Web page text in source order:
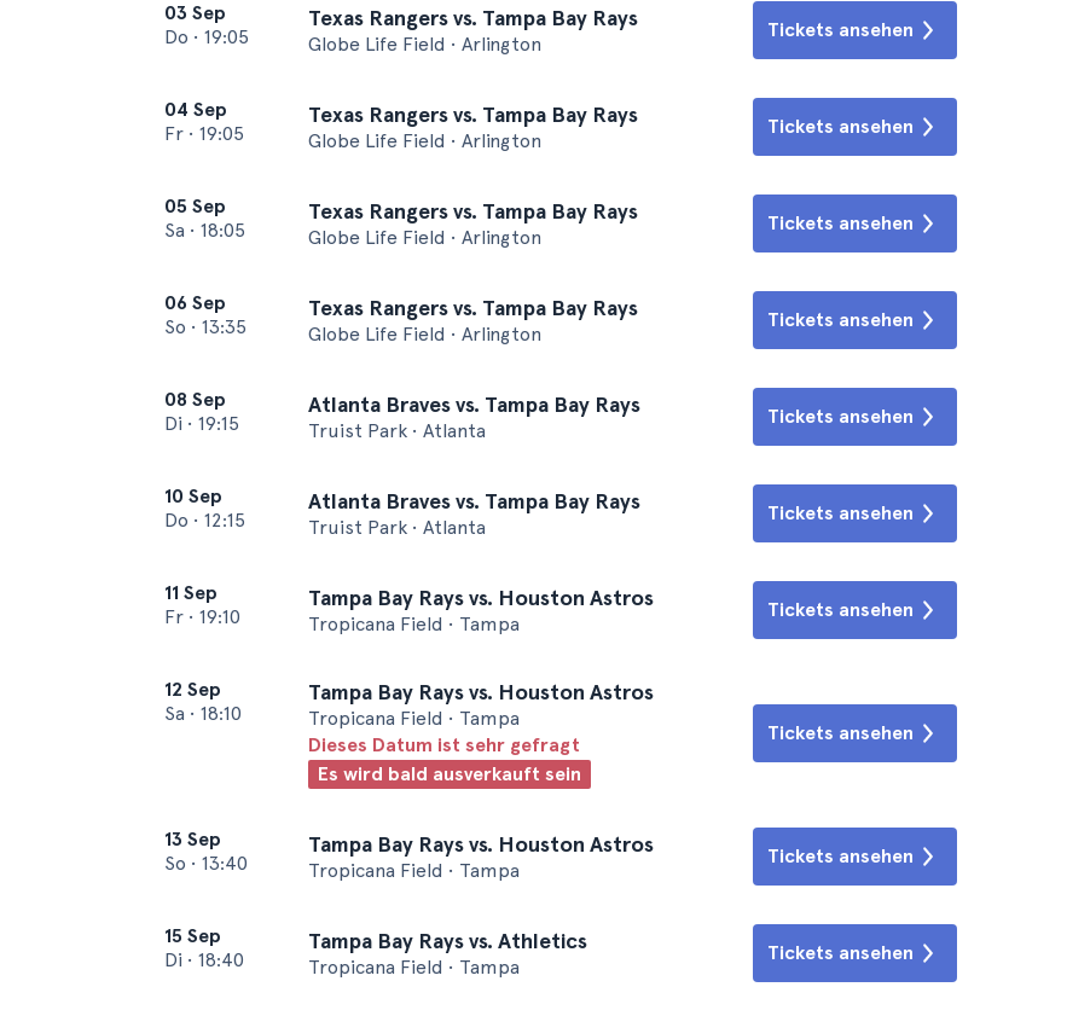
03 Sep
Do • 19:05
Texas Rangers vs. Tampa Bay Rays
Globe Life Field • Arlington
Tickets ansehen
04 Sep
Fr • 19:05
Texas Rangers vs. Tampa Bay Rays
Globe Life Field • Arlington
Tickets ansehen
05 Sep
Sa • 18:05
Texas Rangers vs. Tampa Bay Rays
Globe Life Field • Arlington
Tickets ansehen
06 Sep
So • 13:35
Texas Rangers vs. Tampa Bay Rays
Globe Life Field • Arlington
Tickets ansehen
08 Sep
Di • 19:15
Atlanta Braves vs. Tampa Bay Rays
Truist Park • Atlanta
Tickets ansehen
10 Sep
Do • 12:15
Atlanta Braves vs. Tampa Bay Rays
Truist Park • Atlanta
Tickets ansehen
11 Sep
Fr • 19:10
Tampa Bay Rays vs. Houston Astros
Tropicana Field • Tampa
Tickets ansehen
12 Sep
Sa • 18:10
Tampa Bay Rays vs. Houston Astros
Tropicana Field • Tampa
Dieses Datum ist sehr gefragt
Es wird bald ausverkauft sein
Tickets ansehen
13 Sep
So • 13:40
Tampa Bay Rays vs. Houston Astros
Tropicana Field • Tampa
Tickets ansehen
15 Sep
Di • 18:40
Tampa Bay Rays vs. Athletics
Tropicana Field • Tampa
Tickets ansehen